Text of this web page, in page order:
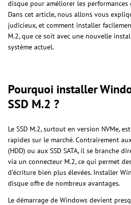
disque pour améliorer les performances
Dans cet article, nous allons vous
judicieux, et comment installer
M.2, que ce soit avec une nouvelle
système actuel.
Pourquoi installer
SSD M.2 ?
Le SSD M.2, surtout en version NVMe,
rapides sur le marché. Contrairement
(HDD) ou aux SSD SATA, il se branche
via un connecteur M.2, ce qui permet
d’écriture bien plus élevées. Installer
disque offre de nombreux avantages.
Le démarrage de Windows devient